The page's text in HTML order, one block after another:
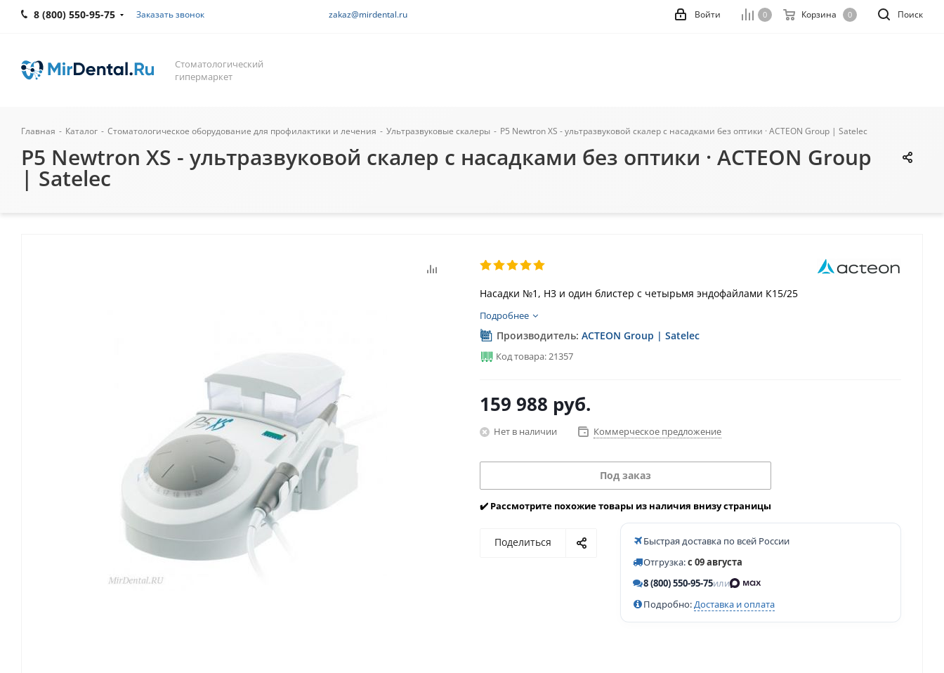
8 (800) 550-95-75 Заказать звонок zakaz@mirdental.ru Поиск
0 Корзина 0
Войти
Стоматологический
гипермаркет
Главная - Каталог - Стоматологическое оборудование для профилактики и лечения - Ультразвуковые скалеры - P5 Newtron XS - ультразвуковой скалер с насадками без оптики · ACTEON Group | Satelec
P5 Newtron XS - ультразвуковой скалер с насадками без оптики · ACTEON Group
| Satelec
Насадки №1, H3 и один блистер с четырьмя эндофайлами К15/25
Подробнее
Производитель: ACTEON Group | Satelec
Код товара: 21357
159 988 руб.
Нет в наличии Коммерческое предложение
Под заказ
✔️ Рассмотрите похожие товары из наличия внизу страницы
Поделиться
Быстрая доставка по всей России
Отгрузка:с 09 августа
8 (800) 550-95-75или
Подробно:Доставка и оплата